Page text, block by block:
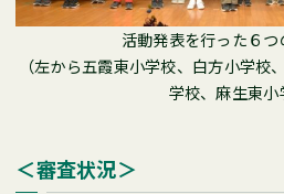
活動発表を行った６
（左から五霞東小学校、白方小学
学校、麻生東小
＜審査状況＞